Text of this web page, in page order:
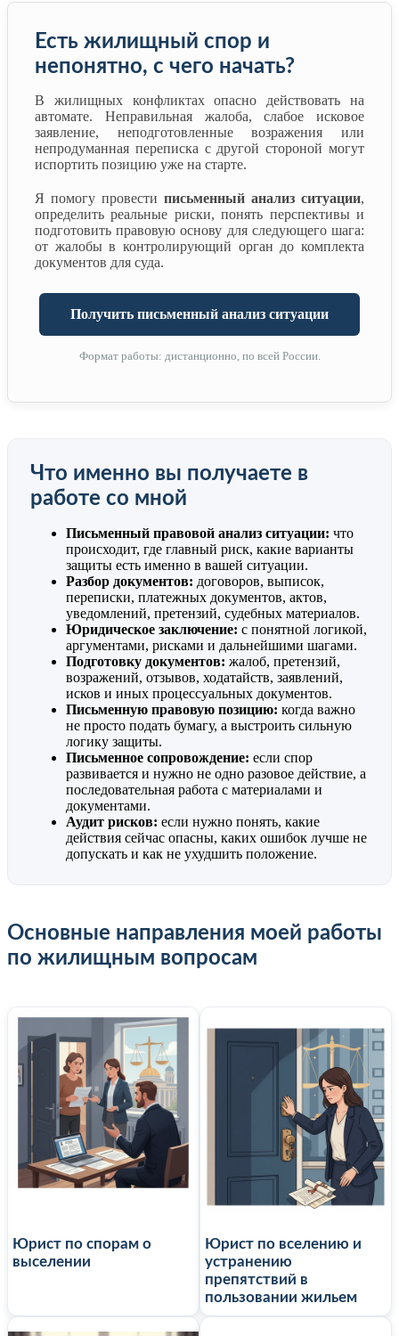
Есть жилищный спор и
непонятно, с чего начать?
В жилищных конфликтах опасно действовать на
автомате. Неправильная жалоба, слабое исковое
заявление, неподготовленные возражения или
непродуманная переписка с другой стороной могут
испортить позицию уже на старте.
Я помогу провести письменный анализ ситуации,
определить реальные риски, понять перспективы и
подготовить правовую основу для следующего шага:
от жалобы в контролирующий орган до комплекта
документов для суда.
Получить письменный анализ ситуации
Формат работы: дистанционно, по всей России.
Что именно вы получаете в
работе со мной
Письменный правовой анализ ситуации: что
происходит, где главный риск, какие варианты
защиты есть именно в вашей ситуации.
Разбор документов: договоров, выписок,
переписки, платежных документов, актов,
уведомлений, претензий, судебных материалов.
Юридическое заключение: с понятной логикой,
аргументами, рисками и дальнейшими шагами.
Подготовку документов: жалоб, претензий,
возражений, отзывов, ходатайств, заявлений,
исков и иных процессуальных документов.
Письменную правовую позицию: когда важно
не просто подать бумагу, а выстроить сильную
логику защиты.
Письменное сопровождение: если спор
развивается и нужно не одно разовое действие, а
последовательная работа с материалами и
документами.
Аудит рисков: если нужно понять, какие
действия сейчас опасны, каких ошибок лучше не
допускать и как не ухудшить положение.
Основные направления моей работы
по жилищным вопросам
Юрист по спорам о
выселении
Юрист по вселению и
устранению
препятствий в
пользовании жильем